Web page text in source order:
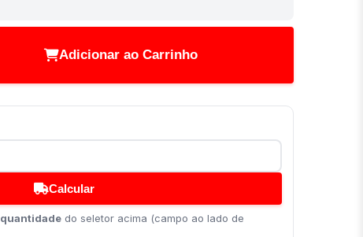
Adicionar ao Carrinho
Calcular
quantidadedo seletor acima (campo ao lado de